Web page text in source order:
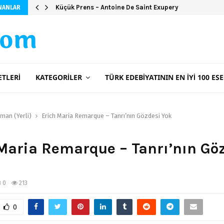
Küçük Prens – Antoine De Saint Exupery
KATEGORILER TÜRK EDEBIYATININ EN İYI 100
(Yerli) Erich Maria Remarque – Tanrı’nın Gözdesi Yok
Remarque – Tanrı’nın
0 213
0